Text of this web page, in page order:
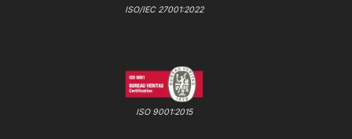
ISO/IEC 27001:2022
ISO 9001:2015